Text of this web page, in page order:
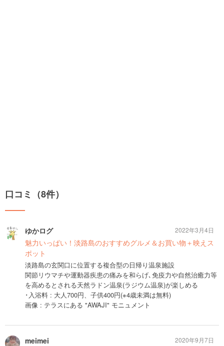
口コミ（8件）
ゆかログ
魅力いっぱい！淡路島のおすすめグルメ＆お買い物＋映えス
ポット
淡路島の玄関口に位置する複合型の日帰り温泉施設
関節リウマチや運動器疾患の痛みを和らげ､免疫力や自然治癒力等
を高めるとされる天然ラドン温泉(ラジウム温泉)が楽しめる
･入浴料 : 大人700円、子供400円(※4歳未満は無料)
画像 : テラスにある "AWAJI" モニュメント
2022年3月4日
meimei
2020年9月7日